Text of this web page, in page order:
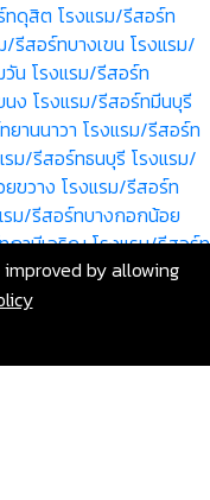
ทดุสิต โรงแรม/รีสอร์ท
/รีสอร์ทบางเขน โรงแรม/
น โรงแรม/รีสอร์ท
นง โรงแรม/รีสอร์ทมีนบุรี
ยานนาวา โรงแรม/รีสอร์ท
รม/รีสอร์ทธนบุรี โรงแรม/
ขวาง โรงแรม/รีสอร์ท
รม/รีสอร์ทบางกอกน้อย
ภาษีเจริญโรงแรม/รีสอร์ท
โรงแรม/รีสอร์ทบางพลัด
กุ่ม
ตุจักร
แรม/รีสอร์ทคลองเตย
638-9190
by allowing